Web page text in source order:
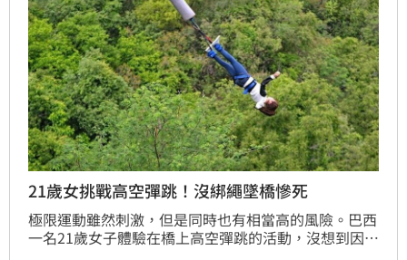
21歲女挑戰高空彈跳！沒綁繩墜橋慘死
極限運動雖然刺激，但是同時也有相當高的風險。巴西
一名21歲女子體驗在橋上高空彈跳的活動，沒想到因為